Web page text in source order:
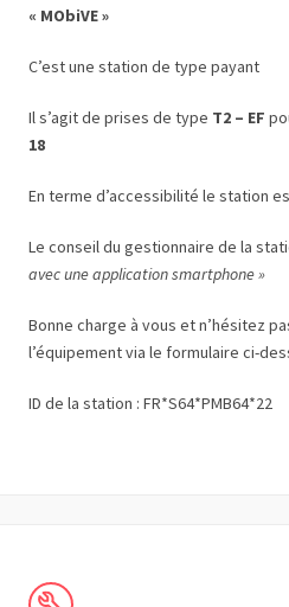
« MObiVE »
C’est une station de type payant
Il s’agit de prises de type T2 – EF
18
En terme d’accessibilité le station
Le conseil du gestionnaire de la
avec une application smartphone »
Bonne charge à vous et n’hésitez
l’équipement via le formulaire ci-
ID de la station : FR*S64*PMB64*22